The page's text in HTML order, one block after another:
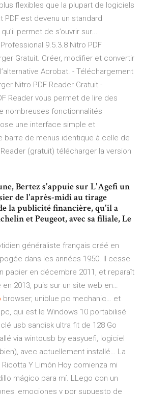
flexibles que la plupart de logiciels
est devenu un standard
permet de s’ouvrir sur...
9.5.3.8 Nitro PDF
Gratuit. Créer, modifier et convertir
Acrobat. - Téléchargement
Nitro PDF Reader Gratuit -
Reader vous permet de lire des
nombreuses fonctionnalités
une interface simple et
barre de menus identique à celle de
(gratuit) télécharger la version
Bertez s'appuie sur L'Agefi un
de l'après-midi au tirage
la publicité financière, qu'il a
et Peugeot, avec sa filiale, Le
généraliste français créé en
dans les années 1950. Il cesse
papier en décembre 2011, et reparaît
2013, puis sur un site web en…
browser, uniblue pc mechanic… et
qui est le Windows 10 portabilisé
usb sandisk ultra fit de 128 Go
via wintousb by easyuefi, logiciel
avec actuellement installé… La
Ricotta Y Limón Hoy comienza mi
mágico para mí. LLego con un
emociones y por supuesto de